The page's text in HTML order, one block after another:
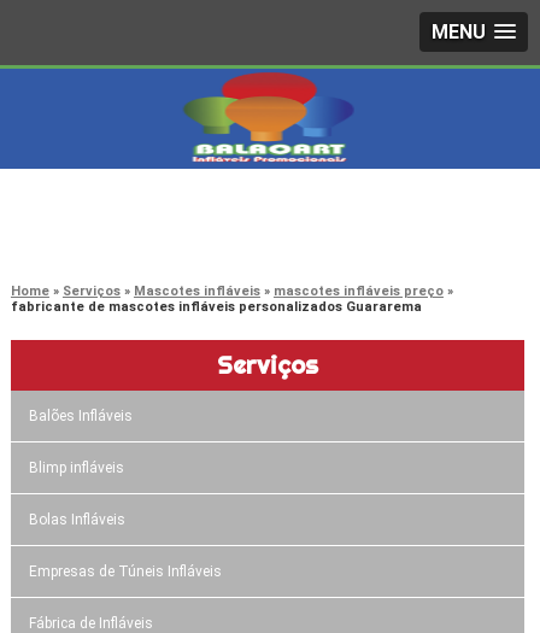
MENU
Home Serviços Mascotes infláveis
mascotes infláveis preço
fabricante de mascotes infláveis personalizados Guararema
Serviços
Balões Infláveis
Blimp infláveis
Bolas Infláveis
Empresas de Túneis Infláveis
Fábrica de Infláveis